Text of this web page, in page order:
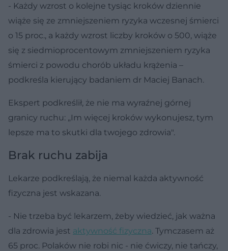
- Każdy wzrost o kolejne tysiąc kroków dziennie
wiąże się ze zmniejszeniem ryzyka wczesnej śmierci
o 15 proc., a każdy wzrost liczby kroków o 500, wiąże
się z siedmioprocentowym zmniejszeniem ryzyka
śmierci z powodu chorób układu krążenia –
podkreśla kierujący badaniem dr Maciej Banach.
Ekspert podkreślił, że nie ma wyraźnej górnej
granicy ruchu: „Im więcej kroków wykonujesz, tym
lepsze ma to skutki dla twojego zdrowia".
Brak ruchu zabija
Lekarze podkreślają, że niemal każda aktywność
fizyczna jest wskazana.
- Nie trzeba być lekarzem, żeby wiedzieć, jak ważna
dla zdrowia jest aktywność fizyczna. Tymczasem aż
65 proc. Polaków nie robi nic - nie ćwiczy, nie tańczy,